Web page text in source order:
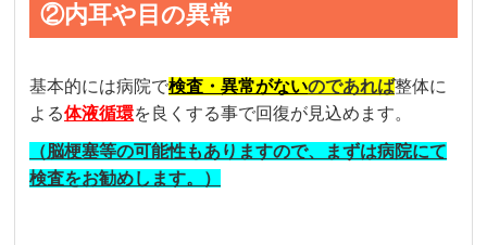
②内耳や目の異常
基本的には病院で検査・異常がないのであれば整体に
よる体液循環を良くする事で回復が見込めます。
（脳梗塞等の可能性もありますので、まずは病院にて
検査をお勧めします。）